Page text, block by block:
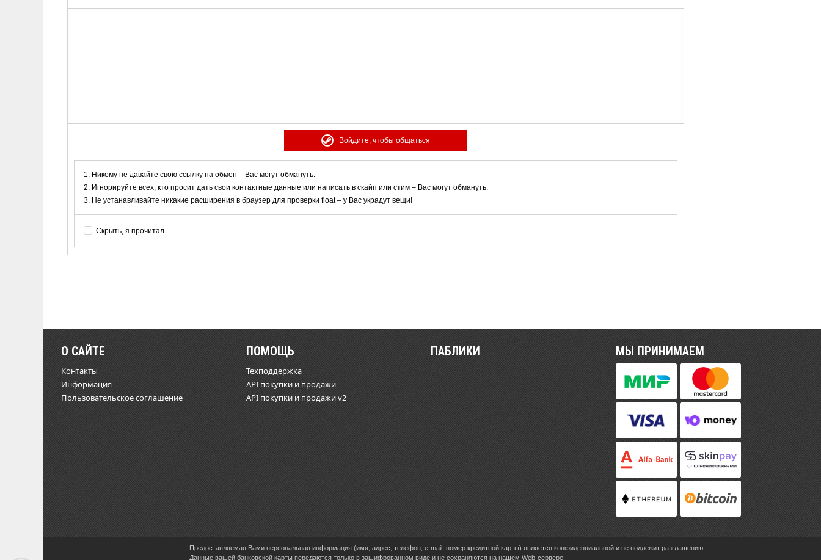
Войдите, чтобы общаться
Никому не давайте свою ссылку на обмен – Вас могут обмануть.
Игнорируйте всех, кто просит дать свои контактные данные или написать в скайп или стим – Вас могут обмануть.
Не устанавливайте никакие расширения в браузер для проверки float – у Вас украдут вещи!
Скрыть, я прочитал
О САЙТЕ
Контакты
Информация
Пользовательское соглашение
ПОМОЩЬ
Техподдержка
API покупки и продажи
API покупки и продажи v2
ПАБЛИКИ МЫ ПРИНИМАЕМ
Предоставляемая Вами персональная информация (имя, адрес, телефон, e-mail, номер кредитной карты) является конфиденциальной и не подлежит разглашению.
Данные вашей банковской карты передаются только в зашифрованном виде и не сохраняются на нашем Web-сервере.